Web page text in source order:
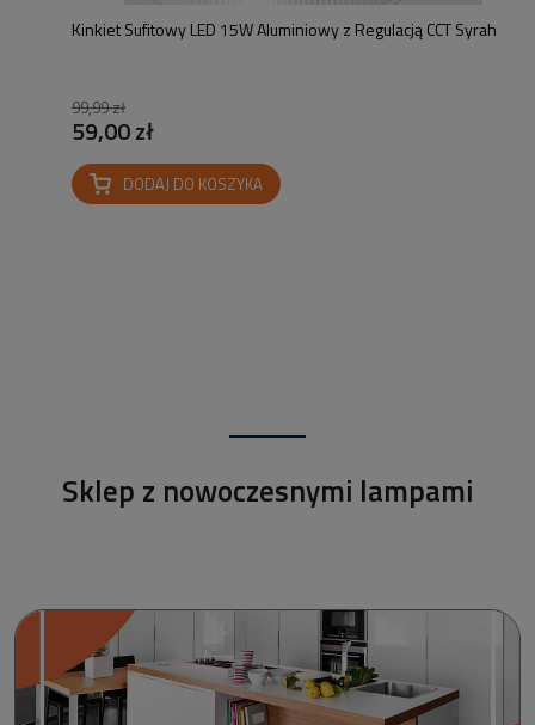
Kinkiet Sufitowy LED 15W Aluminiowy z Regulacją CCT Syrah
99,99 zł
59,00 zł
DODAJ DO KOSZYKA
Sklep z nowoczesnymi lampami